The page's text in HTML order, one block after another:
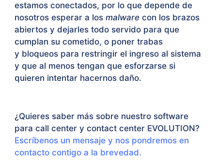
estamos conectados, por lo que depende de
nosotros esperar a los malware con los brazos
abiertos y dejarles todo servido para que
cumplan su cometido, o poner trabas
y bloqueos para restringir el ingreso al sistema
y que al menos tengan que esforzarse si
quieren intentar hacernos daño.
¿Quieres saber más sobre nuestro software
para call center y contact center EVOLUTION?
Escríbenos un mensaje y nos pondremos en
contacto contigo a la brevedad.